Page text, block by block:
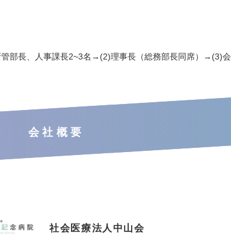
部長、人事課長2~3名→(2)理事長（総務部長同席）→(3)会
会社概要
社会医療法人中山会